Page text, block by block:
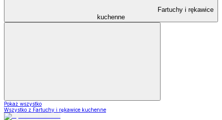
Fartuchy i rękawice
kuchenne
Pokaż wszystko
Wszystko z Fartuchy i rękawice kuchenne